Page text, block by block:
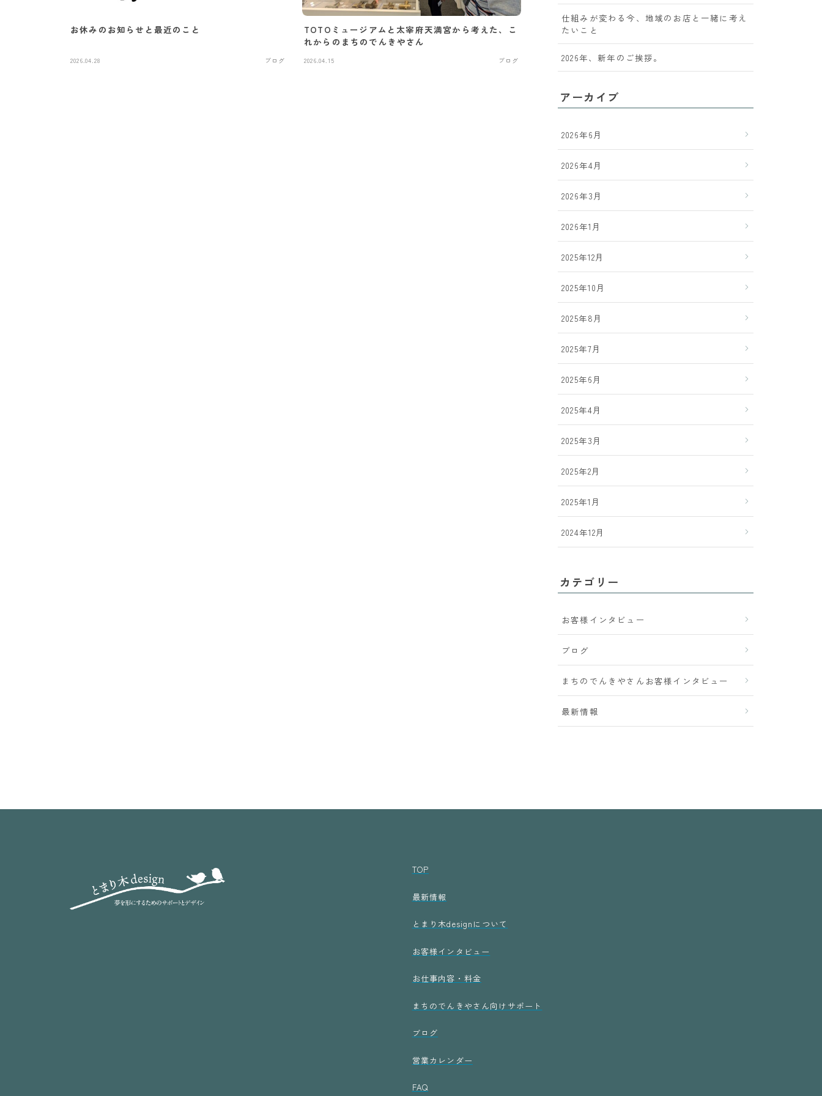
お休みのお知らせと最近のこと
2026.04.28 ブログ
TOTOミュージアムと太宰府天満宮から考えた、こ
れからのまちのでんきやさん
2026.04.15 ブログ
仕組みが変わる今、地域のお店と一緒に考え
たいこと
2026年、新年のご挨拶。
アーカイブ
2026年6月
2026年4月
2026年3月
2026年1月
2025年12月
2025年10月
2025年8月
2025年7月
2025年6月
2025年4月
2025年3月
2025年2月
2025年1月
2024年12月
カテゴリー
お客様インタビュー
ブログ
まちのでんきやさんお客様インタビュー
最新情報
TOP
最新情報
とまり木designについて
お客様インタビュー
お仕事内容・料金
まちのでんきやさん向けサポート
ブログ
営業カレンダー
FAQ